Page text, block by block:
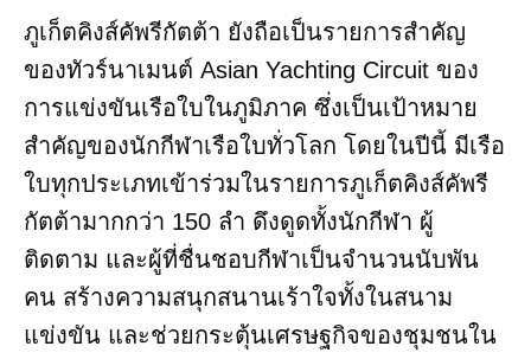
ภูเก็ตคิงส์คัพรีกัตต้า ยังถือเป็นรายการสำคัญ
ของทัวร์นาเมนต์ Asian Yachting Circuit ของ
การแข่งขันเรือใบในภูมิภาค ซึ่งเป็นเป้าหมาย
สำคัญของนักกีฬาเรือใบทั่วโลก โดยในปีนี้ มีเรือ
ใบทุกประเภทเข้าร่วมในรายการภูเก็ตคิงส์คัพรี
กัตต้ามากกว่า 150 ลำ ดึงดูดทั้งนักกีฬา ผู้
ติดตาม และผู้ที่ชื่นชอบกีฬาเป็นจำนวนนับพัน
คน สร้างความสนุกสนานเร้าใจทั้งในสนาม
แข่งขัน และช่วยกระตุ้นเศรษฐกิจของชุมชนใน